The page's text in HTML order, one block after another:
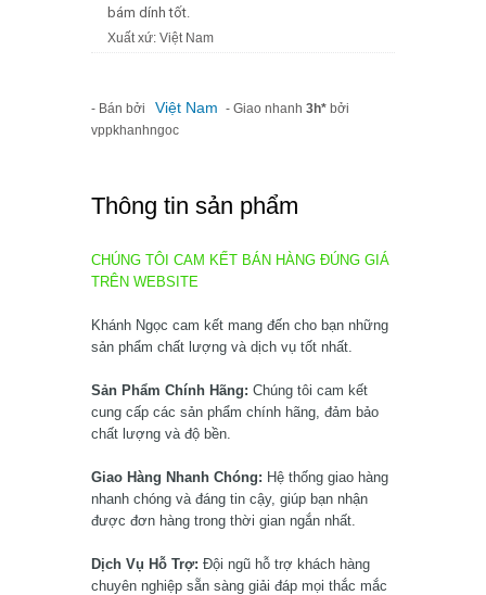
bám dính tốt.
Xuất xứ: Việt Nam
- Bán bởi Việt Nam - Giao nhanh 3h* bởi
vppkhanhngoc
Thông tin sản phẩm
CHÚNG TÔI CAM KẾT BÁN HÀNG ĐÚNG GIÁ
TRÊN WEBSITE
Khánh Ngọc cam kết mang đến cho bạn những
sản phẩm chất lượng và dịch vụ tốt nhất.
Sản Phẩm Chính Hãng: Chúng tôi cam kết
cung cấp các sản phẩm chính hãng, đảm bảo
chất lượng và độ bền.
Giao Hàng Nhanh Chóng: Hệ thống giao hàng
nhanh chóng và đáng tin cậy, giúp bạn nhận
được đơn hàng trong thời gian ngắn nhất.
Dịch Vụ Hỗ Trợ: Đội ngũ hỗ trợ khách hàng
chuyên nghiệp sẵn sàng giải đáp mọi thắc mắc